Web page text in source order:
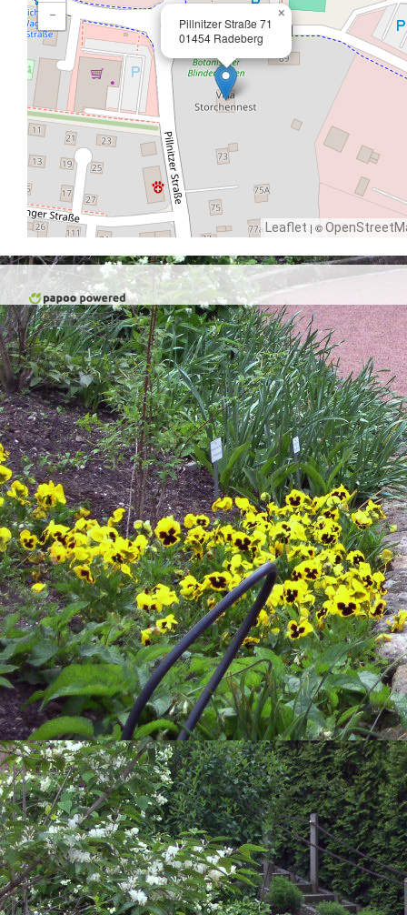
Pillnitzer Straße 71
01454 Radeberg
×
−
Leaflet | ©